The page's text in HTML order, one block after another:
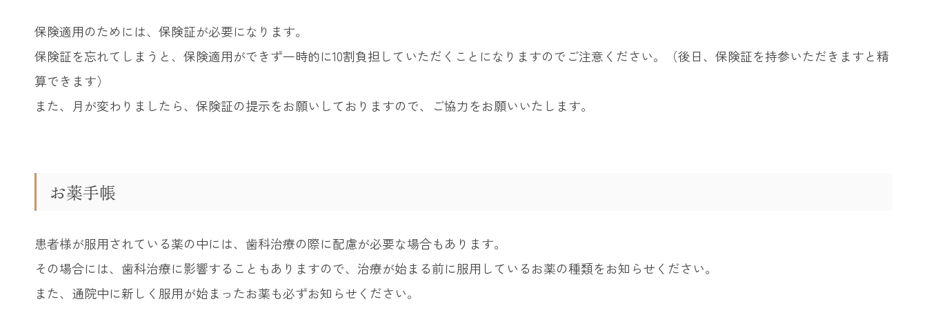
保険適用のためには、保険証が必要になります。
保険証を忘れてしまうと、保険適用ができず一時的に10割負担していただくことになりますのでご注意ください。（後日、保険証を持参いただきますと精
算できます）
また、月が変わりましたら、保険証の提示をお願いしておりますので、ご協力をお願いいたします。
お薬手帳
患者様が服用されている薬の中には、歯科治療の際に配慮が必要な場合もあります。
その場合には、歯科治療に影響することもありますので、治療が始まる前に服用しているお薬の種類をお知らせください。
また、通院中に新しく服用が始まったお薬も必ずお知らせください。